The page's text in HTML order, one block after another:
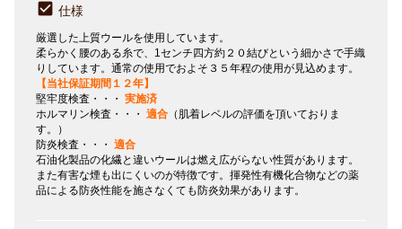
仕様
厳選した上質ウールを使用しています。
柔らかく腰のある糸で、1センチ四方約２０結びという細かさで手織
りしています。通常の使用でおよそ３５年程の使用が見込めます。
【当社保証期間１２年】
堅牢度検査・・・ 実施済
ホルマリン検査・・・ 適合 （肌着レベルの評価を頂いておりま
す。）
防炎検査・・・ 適合
石油化製品の化繊と違いウールは燃え広がらない性質があります。
また有害な煙も出にくいのが特徴です。揮発性有機化合物などの薬
品による防炎性能を施さなくても防炎効果があります。